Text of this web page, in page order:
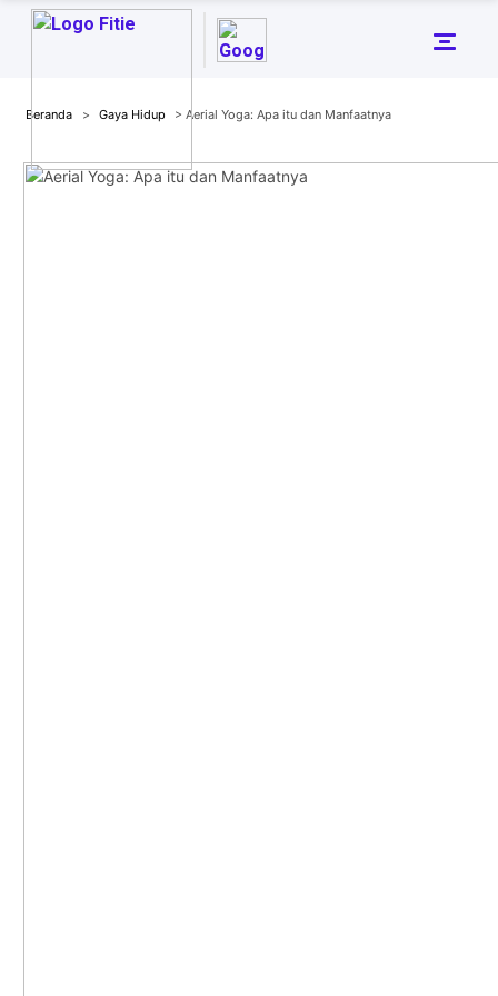
Beranda > Gaya Hidup > Aerial Yoga: Apa itu dan Manfaatnya